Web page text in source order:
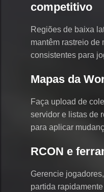
competitivo
Regiões de baixa
mantêm rastreio de
consistentes para
Mapas da
Faça upload de
servidor e listas de
para aplicar
RCON e
Gerencie
partida